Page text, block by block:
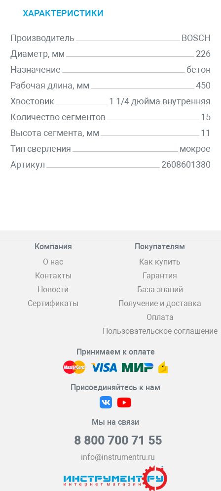
ХАРАКТЕРИСТИКИ
Производитель
BOSCH
Диаметр, мм
226
Назначение
бетон
Рабочая длина, мм
450
Хвостовик
1 1/4 дюйма внутренняя
Количество сегментов
15
Высота сегмента, мм
11
Тип сверления
мокрое
Артикул
2608601380
Компания
О нас
Контакты
Новости
Сертификаты
Покупателям
Как купить
Гарантия
База знаний
Получение и доставка
Оплата
Пользовательское соглашение
Принимаем к оплате
Присоединяйтесь к нам
Мы на связи
8 800 700 71 55
info@instrumentru.ru